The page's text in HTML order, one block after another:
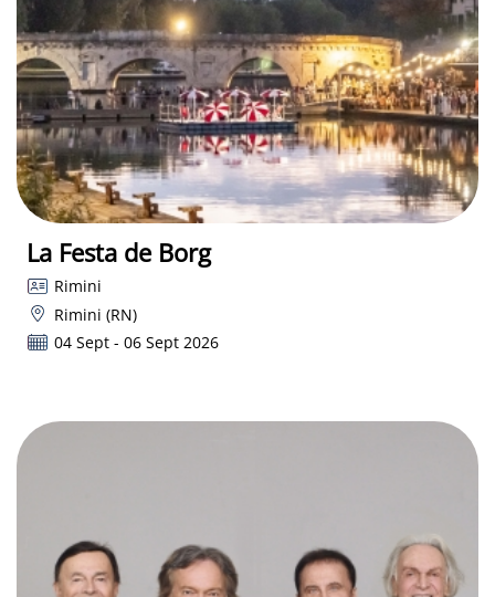
La Festa de Borg
Rimini
Rimini (RN)
04 Sept - 06 Sept 2026